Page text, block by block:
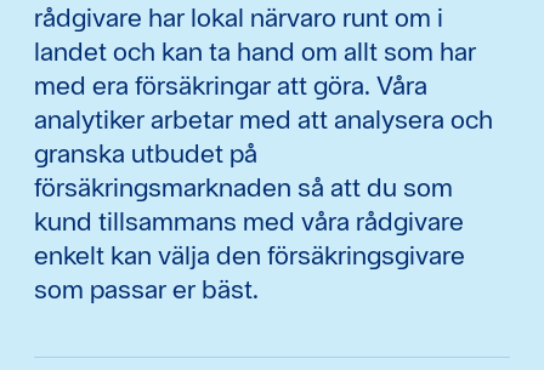
rådgivare har lokal närvaro runt om i
landet och kan ta hand om allt som har
med era försäkringar att göra. Våra
analytiker arbetar med att analysera och
granska utbudet på
försäkringsmarknaden så att du som
kund tillsammans med våra rådgivare
enkelt kan välja den försäkringsgivare
som passar er bäst.